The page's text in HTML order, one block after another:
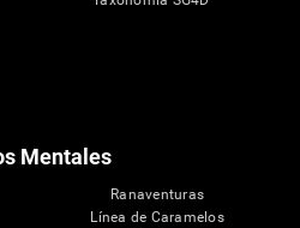
Mentales
Ranaventuras
Línea de Caramelos